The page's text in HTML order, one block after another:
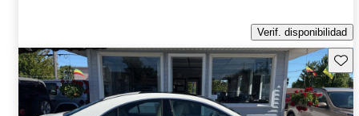
Verif. disponibilidad